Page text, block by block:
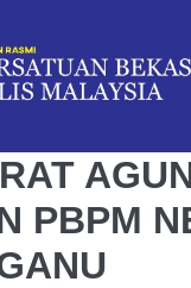
PBPM